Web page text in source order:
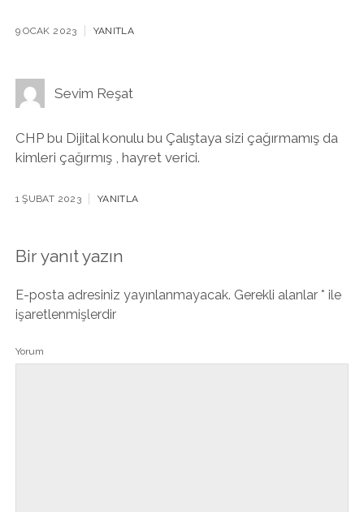
9 OCAK 2023 YANITLA
Sevim Reşat
CHP bu Dijital konulu bu Çalıştaya sizi çağırmamış da
kimleri çağırmış , hayret verici.
1 ŞUBAT 2023 YANITLA
Bir yanıt yazın
E-posta adresiniz yayınlanmayacak. Gerekli alanlar * ile
işaretlenmişlerdir
Yorum